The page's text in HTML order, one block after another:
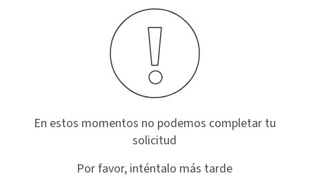
En estos momentos no podemos completar tu
solicitud
Por favor, inténtalo más tarde